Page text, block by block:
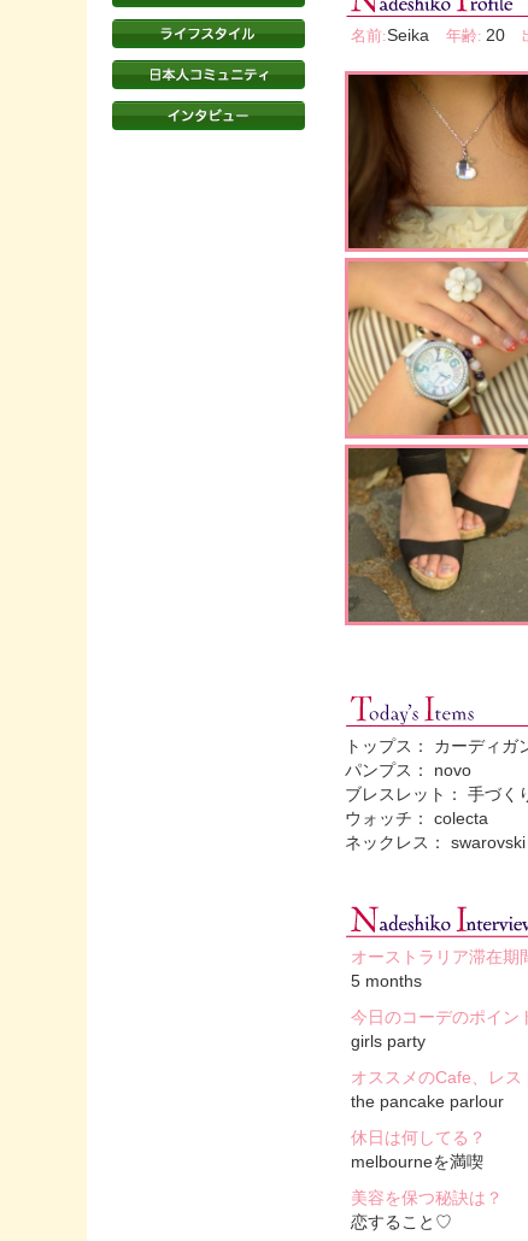
名前:Seika年齢:20
トップス： カーディ
パンプス： novo
ブレスレット： 手づく
ウォッチ： colecta
ネックレス： swarovski
オーストラリア滞在期
5 months
今日のコーデのポイン
girls party
オススメのCafe、レス
the pancake parlour
休日は何してる？
melbourneを満喫
美容を保つ秘訣は？
恋すること♡